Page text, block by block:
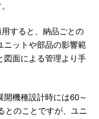
すると、納品ごとの
ニットや部品の影響範
図面による管理より手
機種設計時には60～
とのことですが、ユニ